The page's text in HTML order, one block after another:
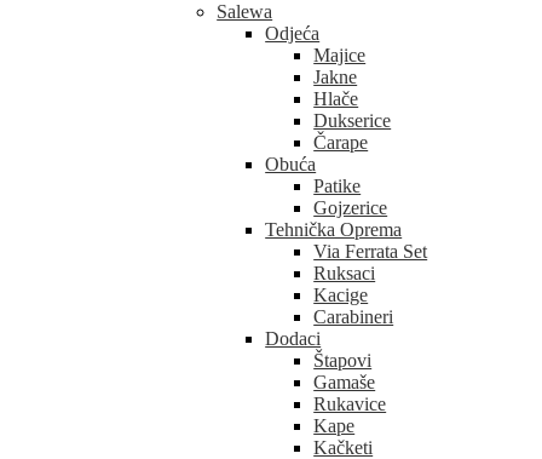
Salewa
Odjeća
Majice
Jakne
Hlače
Dukserice
Čarape
Obuća
Patike
Gojzerice
Tehnička Oprema
Via Ferrata Set
Ruksaci
Kacige
Carabineri
Dodaci
Štapovi
Gamaše
Rukavice
Kape
Kačketi